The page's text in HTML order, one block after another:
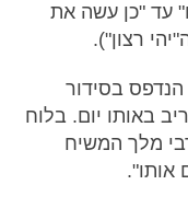
עד "כן עשה את
רצון").
הנדפס בסידור
באותו יום. בלוח
מלך המשיח
אותו".